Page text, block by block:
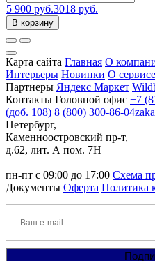
5 900 руб.3018 руб.
В корзину
Карта сайта Главная О
Интерьеры Новинки О сервисе
Партнеры Яндекс Маркет
Контакты Головной офис +7
(доб. 108) 8 (800) 300-86-04
Петербург,
Каменноостровский пр-т,
д.62, лит. А пом. 7Н
пн-пт с 09:00 до 17:00 Схема
Документы Оферта Политика